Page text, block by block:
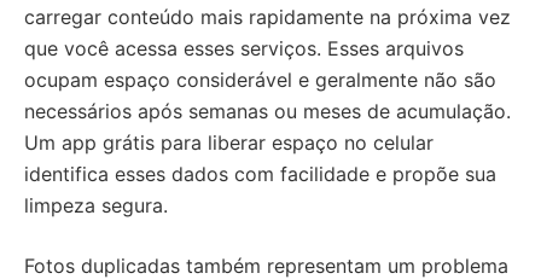
carregar conteúdo mais rapidamente na próxima vez
que você acessa esses serviços. Esses arquivos
ocupam espaço considerável e geralmente não são
necessários após semanas ou meses de acumulação.
Um app grátis para liberar espaço no celular
identifica esses dados com facilidade e propõe sua
limpeza segura.
Fotos duplicadas também representam um problema